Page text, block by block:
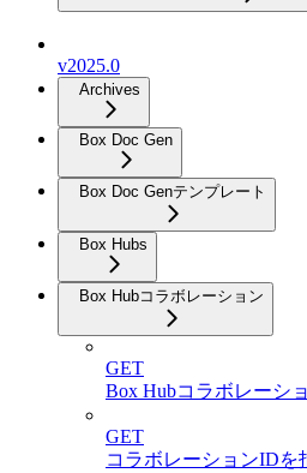
v2025.0
Archives
Box Doc Gen
Box Doc Genテンプレート
Box Hubs
Box Hubコラボレーション
GET
Box Hubコラボレーシ
GET
コラボレーションIDを